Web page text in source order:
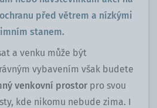
před větrem a nízkými
stanem.
a venku může být
vybavením však budete
venkovní prostor pro svou
kde nikomu nebude zima. I